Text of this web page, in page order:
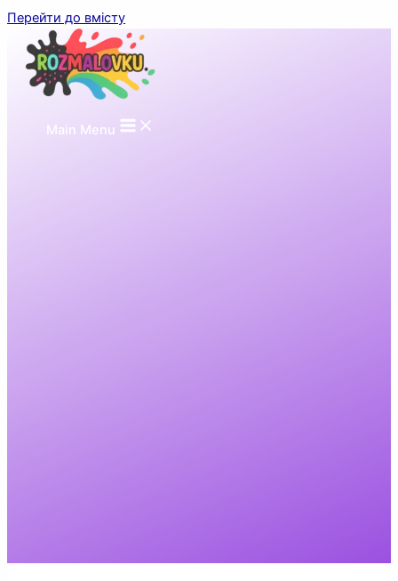
Перейти до вмісту
Main Menu